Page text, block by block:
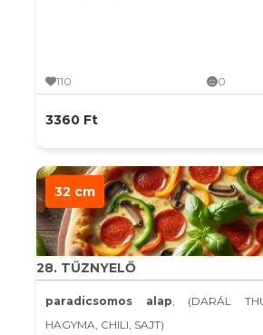
110 0
3360 Ft
32 cm
28. TŰZNYELŐ
paradicsomos alap, (DARÁL
HAGYMA, CHILI, SAJT)